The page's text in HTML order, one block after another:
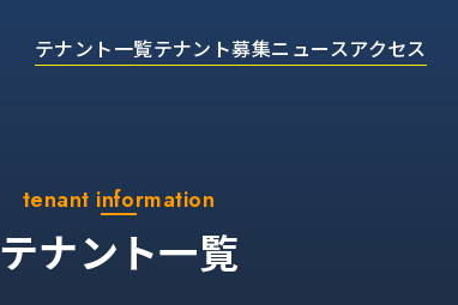
テナント一覧テナント募集ニュースアクセス
tenant information
テナント一覧